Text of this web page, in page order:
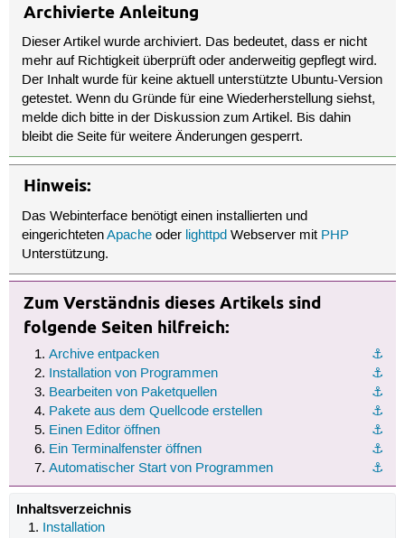
Archivierte Anleitung
Dieser Artikel wurde archiviert. Das bedeutet, dass er nicht
mehr auf Richtigkeit überprüft oder anderweitig gepflegt wird.
Der Inhalt wurde für keine aktuell unterstützte Ubuntu-Version
getestet. Wenn du Gründe für eine Wiederherstellung siehst,
melde dich bitte in der Diskussion zum Artikel. Bis dahin
bleibt die Seite für weitere Änderungen gesperrt.
Hinweis:
Das Webinterface benötigt einen installierten und
eingerichtetenApache oder lighttpd Webserver mit PHP
Unterstützung.
Zum Verständnis dieses Artikels sind
folgende Seiten hilfreich:
⚓︎
Archive entpacken
⚓︎
Installation von Programmen
⚓︎
Bearbeiten von Paketquellen
⚓︎
Pakete aus dem Quellcode erstellen
⚓︎
Einen Editor öffnen
⚓︎
Ein Terminalfenster öffnen
⚓︎
Automatischer Start von Programmen
Inhaltsverzeichnis
Installation